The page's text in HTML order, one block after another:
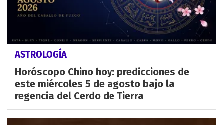
ASTROLOGÍA
Horóscopo Chino hoy: predicciones de
este miércoles 5 de agosto bajo la
regencia del Cerdo de Tierra